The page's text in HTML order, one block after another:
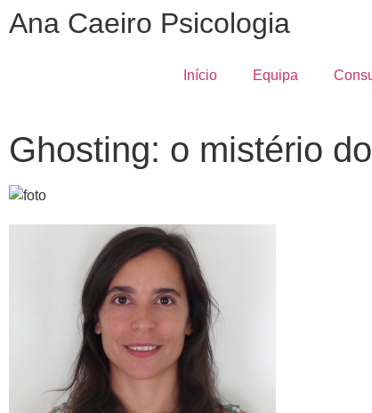
Ana Caeiro Psicologia
Início Equipa
Ghosting: o mistério